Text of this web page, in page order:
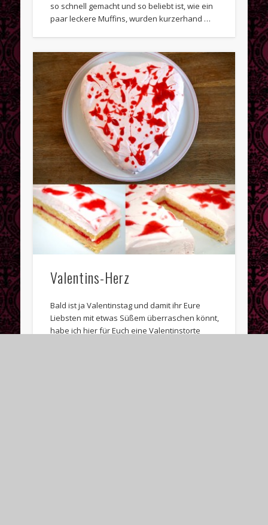
so schnell gemacht und so beliebt ist, wie ein
paar leckere Muffins, wurden kurzerhand …
Valentins-Herz
Bald ist ja Valentinstag und damit ihr Eure
Liebsten mit etwas Süßem überraschen könnt,
habe ich hier für Euch eine Valentinstorte